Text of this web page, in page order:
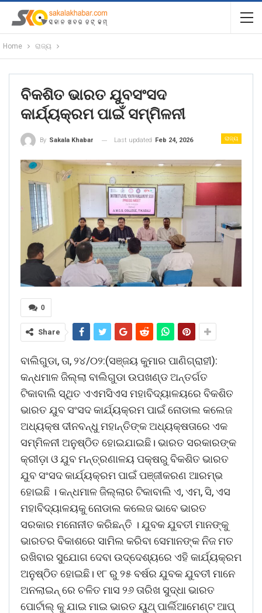
Home ରାଜ୍ୟ
ବିକଶିତ ଭାରତ ଯୁବସଂସଦ
କାର୍ଯ୍ୟକ୍ରମ ପାଇଁ ସମ୍ମିଳନୀ
ରାଜ୍ୟ
By Sakala Khabar Last updated Feb 24, 2026
0
Share
ବାଲିଗୁଡା, ତା, ୨୪/୦୨:(ସଞ୍ଜୟ କୁମାର ପାଣିଗ୍ରାହୀ):
କନ୍ଧମାଳ ଜିଲ୍ଲା ବାଲିଗୁଡା ଉପଖଣ୍ଡ ଅନ୍ତର୍ଗତ
ଟିକାବାଲି ସ୍ଥିତ ଏଏମସିଏସ ମହାବିଦ୍ୟାଳୟରେ ବିକଶିତ
ଭାରତ ଯୁବ ସଂସଦ କାର୍ଯ୍ୟକ୍ରମ ପାଇଁ ନୋଡାଲ କଲେଜ
ଅଧ୍ୟକ୍ଷ ଦୀନବନ୍ଧୁ ମହାନ୍ତିଙ୍କ ଅଧ୍ୟକ୍ଷତାରେ ଏକ
ସମ୍ମିଳନୀ ଅନୁଷ୍ଠିତ ହୋଇଯାଇଛି। ଭାରତ ସରକାରଙ୍କ
କ୍ରୀଡ଼ା ଓ ଯୁବ ମନ୍ତ୍ରଣାଳୟ ପକ୍ଷରୁ ବିକଶିତ ଭାରତ
ଯୁବ ସଂସଦ କାର୍ଯ୍ୟକ୍ରମ ପାଇଁ ପଞ୍ଜୀକରଣ ଆରମ୍ଭ
ହୋଇଛି । କନ୍ଧମାଳ ଜିଲ୍ଲାର ଟିକାବାଲି ଏ, ଏମ, ସି, ଏସ
ମହାବିଦ୍ୟାଳୟକୁ ନୋଡାଲ କଲେଜ ଭାବେ ଭାରତ
ସରକାର ମନୋନୀତ କରିଛନ୍ତି । ଯୁବକ ଯୁବତୀ ମାନଙ୍କୁ
ଭାରତର ବିକାଶରେ ସାମିଲ କରିବା ସେମାନଙ୍କ ନିଜ ମତ
ରଖିବାର ସୁଯୋଗ ଦେବା ଉଦ୍ଦେଶ୍ୟରେ ଏହି କାର୍ଯ୍ୟକ୍ରମ
ଅନୁଷ୍ଠିତ ହୋଇଛି। ୧୮ ରୁ ୨୫ ବର୍ଷର ଯୁବକ ଯୁବତୀ ମାନେ
ଅନଲାଇନ୍ ରେ ଚଳିତ ମାସ ୨୬ ତାରିଖ ସୁଦ୍ଧା ଭାରତ
ପୋର୍ଟାଲ୍ କୁ ଯାଇ ମାଇ ଭାରତ ୟୁଥ୍ ପାର୍ଲିଆମେଣ୍ଟ ଆପ୍